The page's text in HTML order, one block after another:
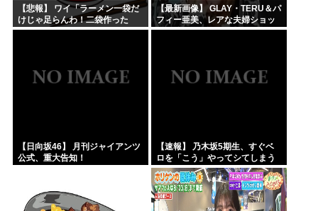
【悲報】 ワイ「ラーメン一袋だ
けじゃ足らんわ！二袋作った
ろ！」→結果ｗｗｗ
【最新画像】 GLAY・TERU＆パ
フィー亜美、レアな夫婦ショッ
トを公開してしまう！
【日向坂46】 月刊ジャイアンツ
公式、重大告知！
【速報】 乃木坂5期生、すぐベ
ロを「こう」やってシてしまう
ｗｗｗｗｗｗ